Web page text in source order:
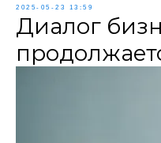
2025-05-23 13:59
Диалог